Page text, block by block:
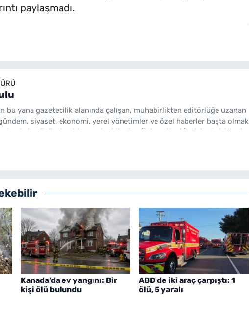
paylaşmadı.
bu yana gazetecilik alanında çalışan, muhabirlikten editörlüğe uzanan
siyaset, ekonomi, yerel yönetimler ve özel haberler başta olmak
alanda içerik üreten bir gazetecidir. Ege Üniversitesi İletişim Fakültesi
Kanada’da ev yangını: Bir
kişi ölü bulundu
ABD'de iki araç çarpıştı: 1
ölü, 5 yaralı